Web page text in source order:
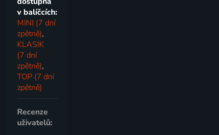
v balíčcích:
MINI (7 dní
zpětně),
KLASIK
(7 dní
zpětně),
TOP (7 dní
zpětně)
Recenze
uživatelů: